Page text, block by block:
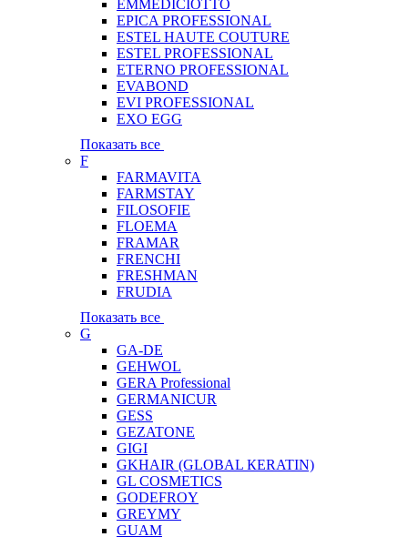
EMMEDICIOTTO
EPICA PROFESSIONAL
ESTEL HAUTE COUTURE
ESTEL PROFESSIONAL
ETERNO PROFESSIONAL
EVABOND
EVI PROFESSIONAL
EXO EGG
Показать все
F
FARMAVITA
FARMSTAY
FILOSOFIE
FLOEMA
FRAMAR
FRENCHI
FRESHMAN
FRUDIA
Показать все
G
GA-DE
GEHWOL
GERA Professional
GERMANICUR
GESS
GEZATONE
GIGI
GKHAIR (GLOBAL КЕRATIN)
GL COSMETICS
GODEFROY
GREYMY
GUAM